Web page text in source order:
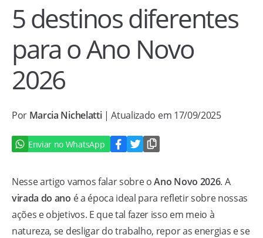
5 destinos diferentes
para o Ano Novo
2026
Por Marcia Nichelatti | Atualizado em 17/09/2025
Enviar no WhatsApp
Nesse artigo vamos falar sobre oAno Novo 2026. A
virada do ano é a época ideal para refletir sobre nossas
ações e objetivos. E que tal fazer isso em meio à
natureza, se desligar do trabalho, repor as energias e se